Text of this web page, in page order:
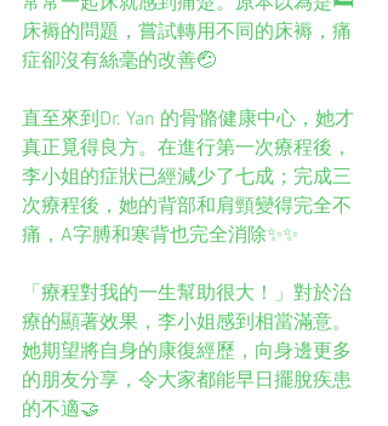
床褥的問題，嘗試轉用不同的床褥，痛
症卻沒有絲毫的改善🤕
直至來到Dr. Yan 的骨骼健康中心，她才
真正覓得良方。在進行第一次療程後，
李小姐的症狀已經減少了七成；完成三
次療程後，她的背部和肩頸變得完全不
痛，A字膊和寒背也完全消除✨✨
「療程對我的一生幫助很大！」對於治
療的顯著效果，李小姐感到相當滿意。
她期望將自身的康復經歷，向身邊更多
的朋友分享，令大家都能早日擺脫疾患
的不適🤝